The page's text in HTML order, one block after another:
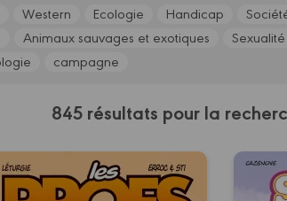
Western Ecologie Handicap
Animaux sauvages et exotiques Sexualité
campagne
845 résultats pour la